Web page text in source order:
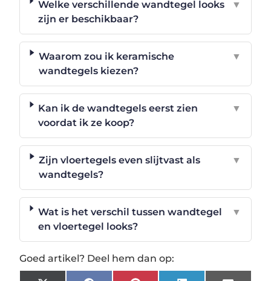
Welke verschillende wandtegel looks
zijn er beschikbaar?
▼
Waarom zou ik keramische
wandtegels kiezen?
▼
Kan ik de wandtegels eerst zien
voordat ik ze koop?
▼
Zijn vloertegels even slijtvast als
wandtegels?
▼
Wat is het verschil tussen wandtegel
en vloertegel looks?
▼
Goed artikel? Deel hem dan op: